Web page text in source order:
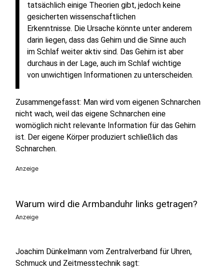
tatsächlich einige Theorien gibt, jedoch keine
gesicherten wissenschaftlichen
Erkenntnisse. Die Ursache könnte unter anderem
darin liegen, dass das Gehirn und die Sinne auch
im Schlaf weiter aktiv sind. Das Gehirn ist aber
durchaus in der Lage, auch im Schlaf wichtige
von unwichtigen Informationen zu unterscheiden.
Zusammengefasst: Man wird vom eigenen Schnarchen
nicht wach, weil das eigene Schnarchen eine
womöglich nicht relevante Information für das Gehirn
ist. Der eigene Körper produziert schließlich das
Schnarchen.
Anzeige
Warum wird die Armbanduhr links getragen?
Anzeige
Joachim Dünkelmann vom Zentralverband für Uhren,
Schmuck und Zeitmesstechnik sagt: